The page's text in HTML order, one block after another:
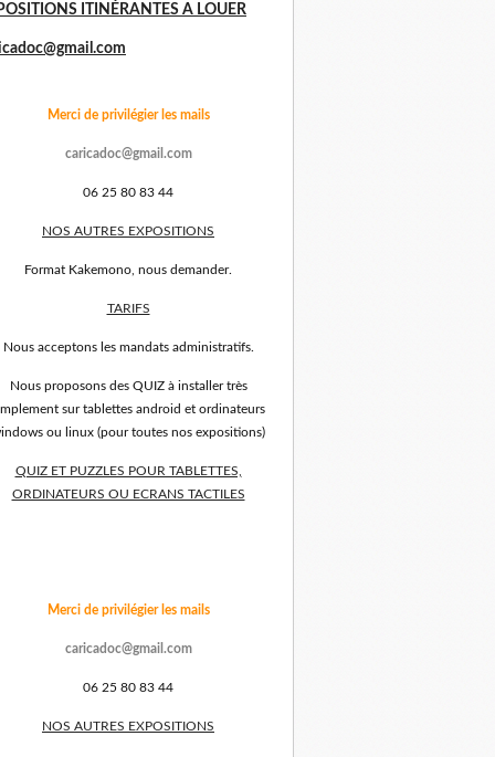
ITINÉRANTES A LOUER
Merci de privilégier les mails
caricadoc@gmail.com
06 25 80 83 44
NOS AUTRES EXPOSITIONS
Format Kakemono, nous demander.
TARIFS
Nous acceptons les mandats administratifs.
Nous proposons des QUIZ à installer très
sur tablettes android et ordinateurs
ou linux (pour toutes nos expositions)
QUIZ ET PUZZLES POUR TABLETTES,
ORDINATEURS OU ECRANS TACTILES
Merci de privilégier les mails
caricadoc@gmail.com
06 25 80 83 44
NOS AUTRES EXPOSITIONS